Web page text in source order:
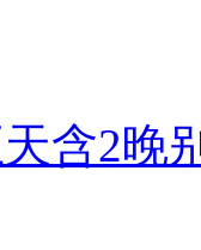
含2晚